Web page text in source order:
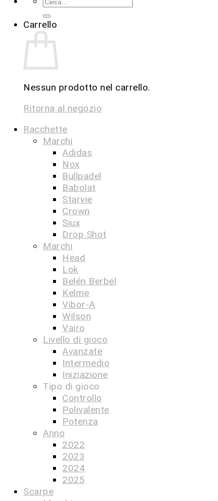
Carrello
Nessun prodotto nel carrello.
Ritorna al negozio
Racchette
Marchi
Adidas
Nox
Bullpadel
Babolat
Starvie
Crown
Siux
Drop Shot
Marchi
Head
Lok
Belén Berbel
Kelme
Vibor-A
Wilson
Vairo
Livello di gioco
Avanzate
Intermedio
Iniziazione
Tipo di gioco
Controllo
Polivalente
Potenza
Anno
2022
2023
2024
2025
Scarpe